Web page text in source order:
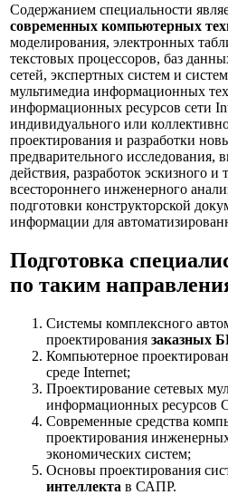
Содержанием специальности
современных компьютерных
моделирования, электронных
текстовых процессоров, баз
сетей, экспертных систем и
мультимедиа информационных
информационных ресурсов сети
индивидуального или
проектирования и разработки
предварительного исследования,
действия, разработок эскизного и
всестороннего инженерного
подготовки конструкторской
информации для
Подготовка
по таким
Системы комплексного
проектирования заказных
Компьютерное
среде Internet;
Проектирование сетевых
информационных ресурсов
Современные средства
проектирования
экономических систем;
Основы проектирования
интеллекта в САПР.